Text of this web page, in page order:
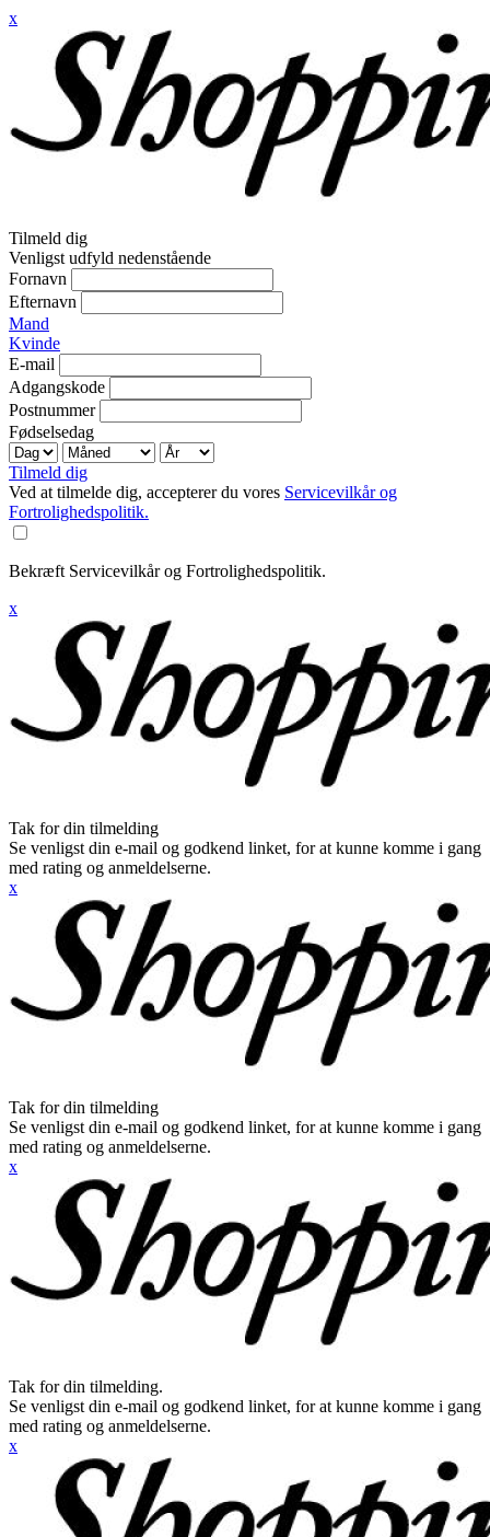
x
Tilmeld dig
Venligst udfyld nedenstående
Fornavn
Efternavn
Mand
Kvinde
E-mail
Adgangskode
Postnummer
Fødselsedag
Tilmeld dig
Ved at tilmelde dig, accepterer du vores Servicevilkår og
Fortrolighedspolitik.
Bekræft Servicevilkår og Fortrolighedspolitik.
x
Tak for din tilmelding
Se venligst din e-mail og godkend linket, for at kunne komme i gang
med rating og anmeldelserne.
x
Tak for din tilmelding
Se venligst din e-mail og godkend linket, for at kunne komme i gang
med rating og anmeldelserne.
x
Tak for din tilmelding.
Se venligst din e-mail og godkend linket, for at kunne komme i gang
med rating og anmeldelserne.
x